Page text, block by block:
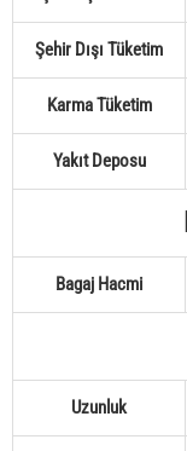
Şehir Dışı Tüketim
Karma Tüketim
Yakıt Deposu
Bagaj Hacmi
Uzunluk